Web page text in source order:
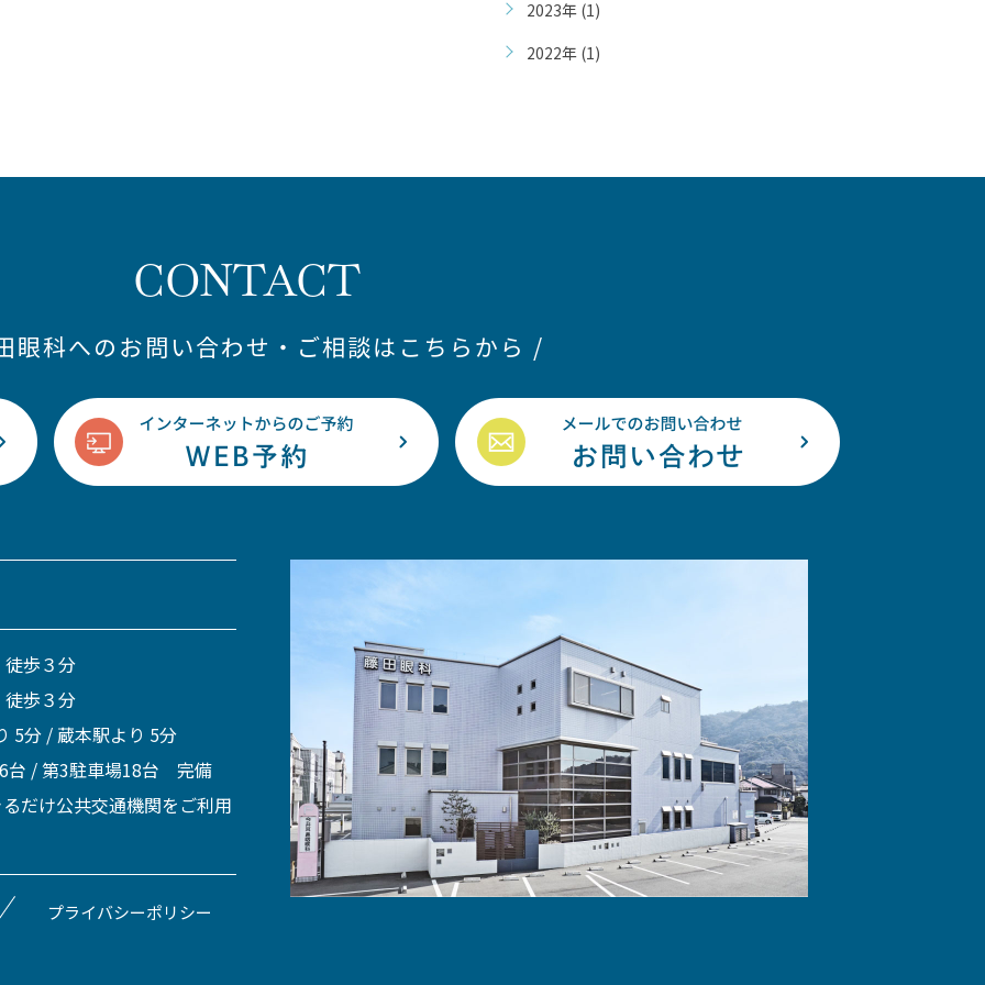
2023年 (1)
2022年 (1)
CONTACT
眼科へのお問い合わせ・ご相談はこちらから /
歩３分
歩３分
5分 / 蔵本駅より 5分
台 / 第3駐車場18台 完備
だけ公共交通機関をご利用
プライバシーポリシー